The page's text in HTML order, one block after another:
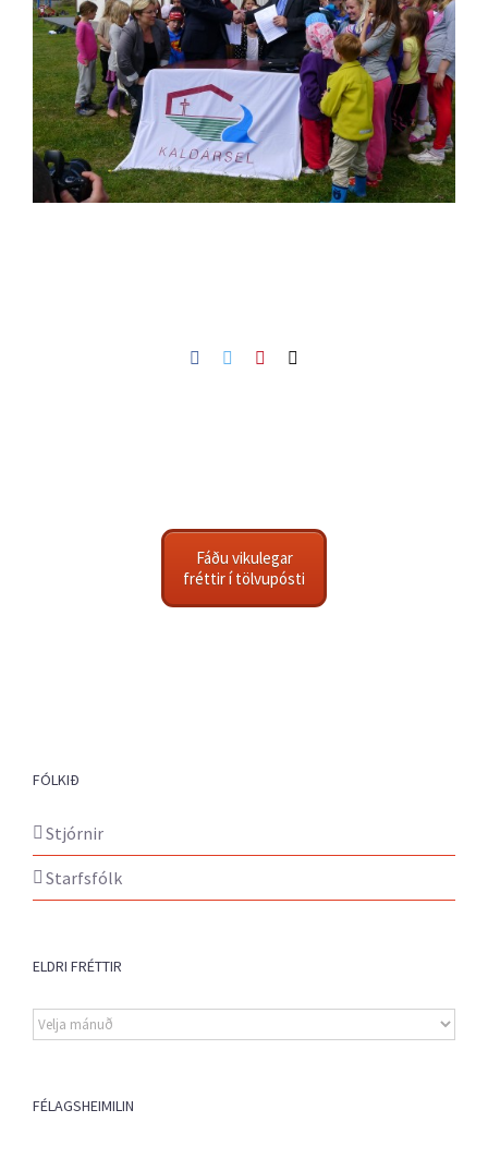
Facebook
TwitterPinterest
Fáðu vikulegar
fréttir í tölvupósti
FÓLKIÐ
Stjórnir
Starfsfólk
ELDRI FRÉTTIR
Eldri
fréttir
FÉLAGSHEIMILIN